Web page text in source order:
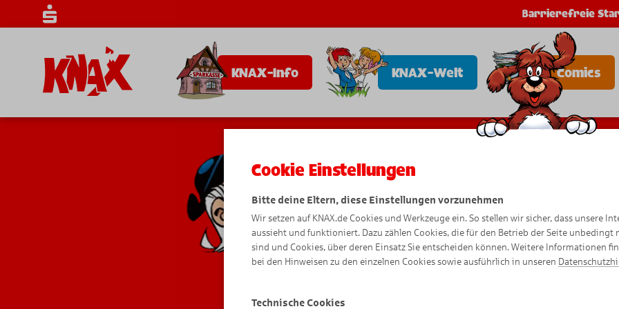
Barrierefreie
KNAX-Info KNAX-Welt Comics
Cookie Einstellungen
Bitte deine Eltern, diese Einstellungen vorzunehmen
Wir setzen auf KNAX.de Cookies und Werkzeuge ein. So stellen wir sicher, dass unsere
aussieht und funktioniert. Dazu zählen Cookies, die für den Betrieb der Seite unbedingt
sind und Cookies, über deren Einsatz Sie entscheiden können. Weitere Informationen
bei den Hinweisen zu den einzelnen Cookies sowie ausführlich in unseren
Technische Cookies